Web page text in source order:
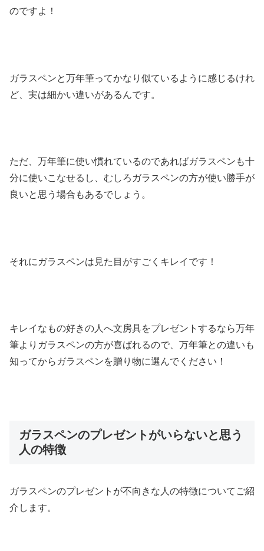
のですよ！
ガラスペンと万年筆ってかなり似ているように感じるけれ
ど、実は細かい違いがあるんです。
ただ、万年筆に使い慣れているのであればガラスペンも十
分に使いこなせるし、むしろガラスペンの方が使い勝手が
良いと思う場合もあるでしょう。
それにガラスペンは見た目がすごくキレイです！
キレイなもの好きの人へ文房具をプレゼントするなら万年
筆よりガラスペンの方が喜ばれるので、万年筆との違いも
知ってからガラスペンを贈り物に選んでください！
ガラスペンのプレゼントがいらないと思う
人の特徴
ガラスペンのプレゼントが不向きな人の特徴についてご紹
介します。